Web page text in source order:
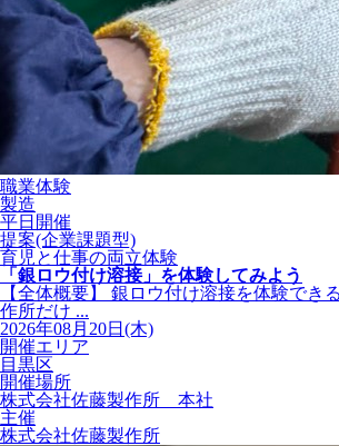
職業体験
製造
平日開催
提案(企業課題型)
育児と仕事の両立体験
「銀ロウ付け溶接」を体験してみよう
【全体概要】 銀ロウ付け溶接を体験でき
作所だけ ...
2026年08月20日(木)
開催エリア
目黒区
開催場所
株式会社佐藤製作所 本社
主催
株式会社佐藤製作所